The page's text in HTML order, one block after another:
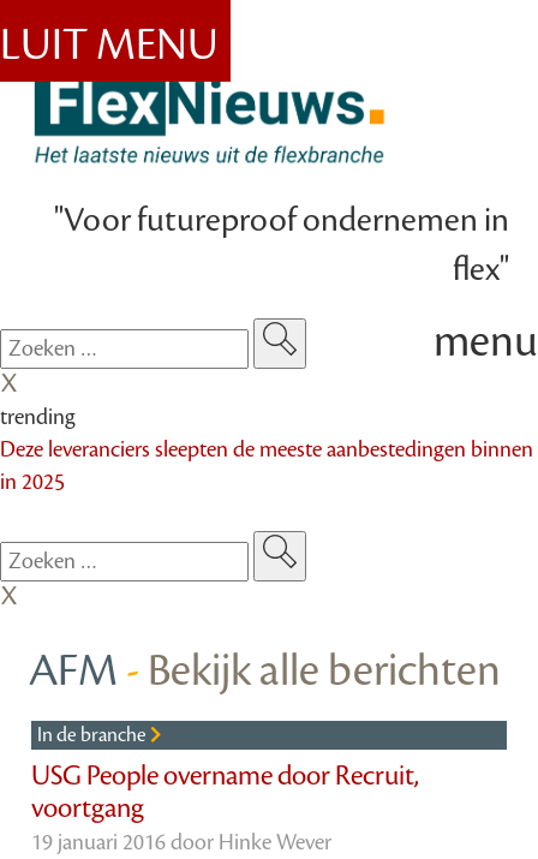
"Voor futureproof ondernemen in
flex"
MENU
menu
trending
Deze leveranciers sleepten de meeste aanbestedingen binnen
in 2025
AFM- Bekijk alle berichten
In de branche
USG People overname door Recruit,
voortgang
19 januari 2016 door Hinke Wever